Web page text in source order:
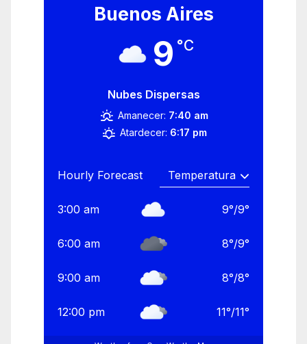
Buenos Aires
9 °C
Nubes Dispersas
Amanecer: 7:40 am
Atardecer: 6:17 pm
Hourly Forecast
3:00 am 9°/9°
6:00 am 8°/9°
9:00 am 8°/8°
12:00 pm 11°/11°